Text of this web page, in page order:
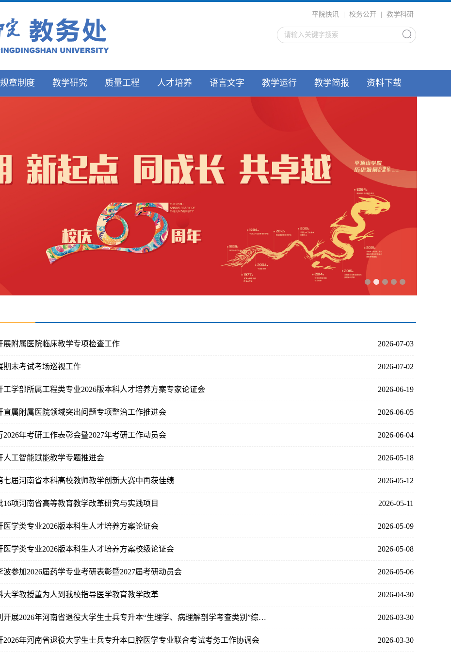
平院快讯 校务公开 教学科研
规章制度 教学研究 质量工程 人才培养 语言文字 教学运行 教学简报 资料下载
2026-07-03
展附属医院临床教学专项检查工作
2026-07-02
期末考试考场巡视工作
2026-06-19
工学部所属工程类专业2026版本科人才培养方案专家论证会
2026-06-05
直属附属医院领域突出问题专项整治工作推进会
2026-06-04
2026年考研工作表彰会暨2027年考研工作动员会
2026-05-18
人工智能赋能教学专题推进会
2026-05-12
七届河南省本科高校教师教学创新大赛中再获佳绩
2026-05-11
16项河南省高等教育教学改革研究与实践项目
2026-05-09
医学类专业2026版本科生人才培养方案论证会
2026-05-08
医学类专业2026版本科生人才培养方案校级论证会
2026-05-06
波参加2026届药学专业考研表彰暨2027届考研动员会
2026-04-30
大学教授董为人到我校指导医学教育教学改革
2026-03-30
我校顺利开展2026年河南省退役大学生士兵专升本“生理学、病理解剖学考查类别”综合考查巡视工作
2026-03-30
2026年河南省退役大学生士兵专升本口腔医学专业联合考试考务工作协调会